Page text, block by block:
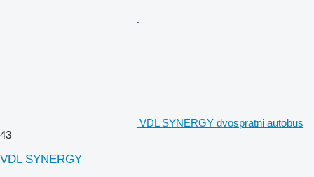
VDL SYNERGY dvospratni autobus
43
VDL SYNERGY